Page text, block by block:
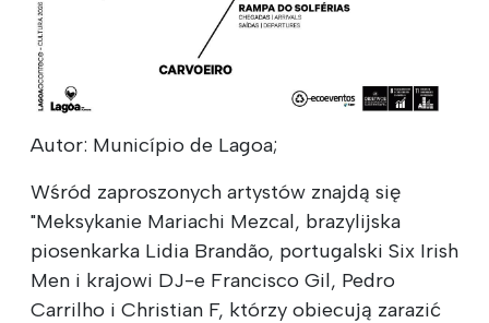
Autor: Município de Lagoa;
Wśród zaproszonych artystów znajdą się
"Meksykanie Mariachi Mezcal, brazylijska
piosenkarka Lidia Brandão, portugalski Six Irish
Men i krajowi DJ-e Francisco Gil, Pedro
Carrilho i Christian F, którzy obiecują zarazić